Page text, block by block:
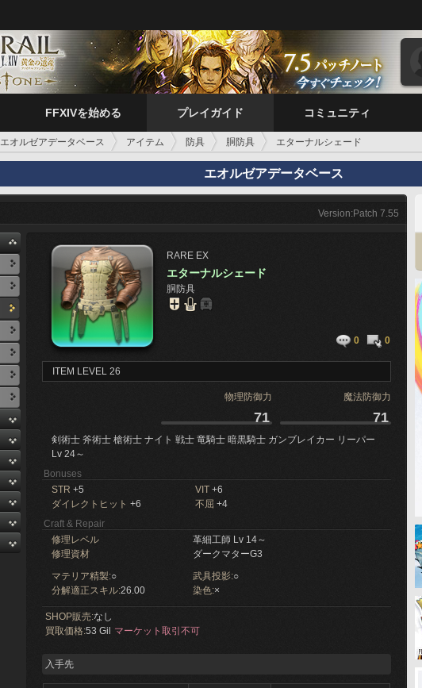
FFXIVを始める プレイガイド コミュニティ
エオルゼアデータベース アイテム 防具 胴防具 エターナルシェード
エオルゼアデータベース
Version:Patch 7.55
RARE EX
エターナルシェード
胴防具
0 0
ITEM LEVEL 26
物理防御力 魔法防御力
71 71
剣術士 斧術士 槍術士 ナイト 戦士 竜騎士 暗黒騎士 ガンブレイカー リーパー
Lv 24～
Bonuses
STR +5 VIT +6
ダイレクトヒット +6 不屈 +4
Craft & Repair
修理レベル
革細工師 Lv 14～
修理資材
ダークマターG3
マテリア精製:○ 武具投影:○
分解適正スキル:26.00 染色:×
SHOP販売:なし
買取価格:53 Gil マーケット取引不可
入手先